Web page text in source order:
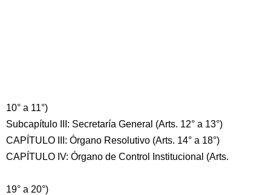
10° a 11°)
Subcapítulo III: Secretaría General (Arts. 12° a 13°)
CAPÍTULO III: Órgano Resolutivo (Arts. 14° a 18°)
CAPÍTULO IV: Órgano de Control Institucional (Arts.
19° a 20°)